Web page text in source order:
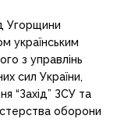
Угорщини
українським
з управлінь
сил України,
“Захід” ЗСУ та
оборони